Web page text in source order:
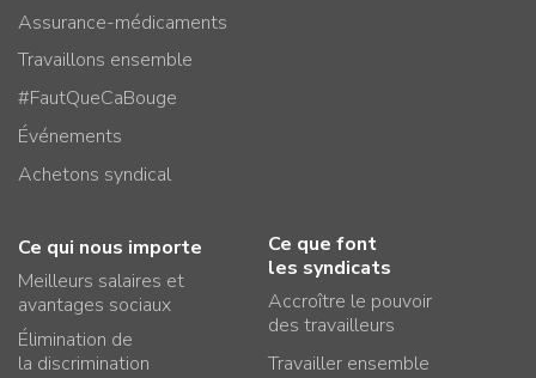
Assurance-médicaments
Travaillons ensemble
#FautQueCaBouge
Événements
Achetons syndical
Ce qui nous importe
Meilleurs salaires et
avantages sociaux
Élimination de
la discrimination
Ce que font
les syndicats
Accroître le pouvoir
des travailleurs
Travailler ensemble